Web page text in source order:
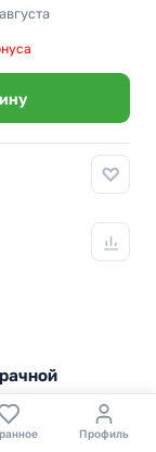
сосна
с дин-
Профиль